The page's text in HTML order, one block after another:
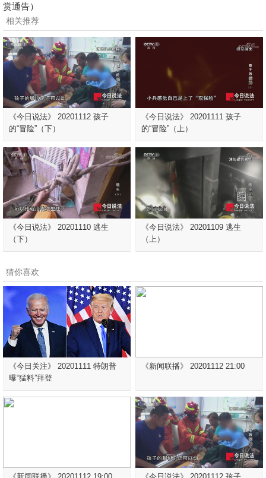
赏通告）
相关推荐
《今日说法》 20201112 孩子
的“冒险”（下）
《今日说法》 20201111 孩子
的“冒险”（上）
《今日说法》 20201110 逃生
（下）
《今日说法》 20201109 逃生
（上）
猜你喜欢
《今日关注》 20201111 特朗普
曝“猛料”拜登
《新闻联播》 20201112 21:00